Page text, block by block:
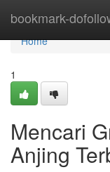
bookmark-
Home
Home
1
Mencari
Anjing